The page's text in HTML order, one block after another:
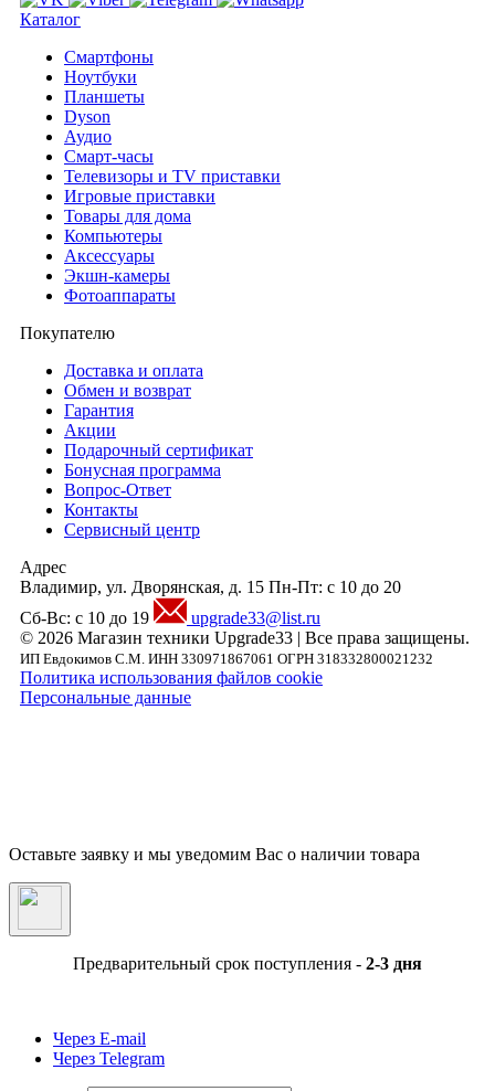
Каталог
Смартфоны
Ноутбуки
Планшеты
Dyson
Аудио
Смарт-часы
Телевизоры и TV приставки
Игровые приставки
Товары для дома
Компьютеры
Аксесcуары
Экшн-камеры
Фотоаппараты
Покупателю
Доставка и оплата
Обмен и возврат
Гарантия
Акции
Подарочный сертификат
Бонусная программа
Вопрос-Ответ
Контакты
Сервисный центр
Адрес
Владимир, ул. Дворянская, д. 15 Пн-Пт: с 10 до 20
Сб-Вс: с 10 до 19
upgrade33@list.ru
© 2026 Магазин техники Upgrade33 | Все права защищены.
ИП Евдокимов С.М. ИНН 330971867061 ОГРН 318332800021232
Политика использования файлов cookie
Персональные данные
Оставьте заявку и мы уведомим Вас о наличии товара
Предварительный срок поступления - 2-3 дня
Через E-mail
Через Telegram